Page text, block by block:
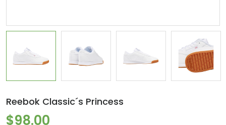
Reebok Classic´s Princess
$98.00